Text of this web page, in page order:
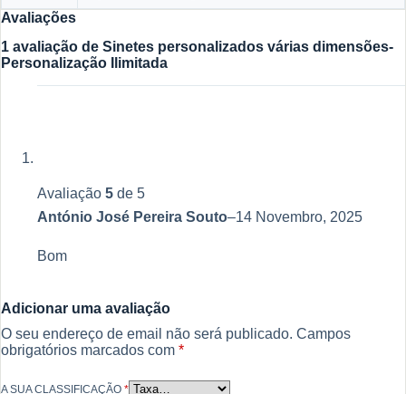
Avaliações
1 avaliação de Sinetes personalizados várias dimensões-
Personalização Ilimitada
Avaliação 5 de 5
António José Pereira Souto–14 Novembro, 2025
Bom
Adicionar uma avaliação
O seu endereço de email não será publicado. Campos
obrigatórios marcados com *
A SUA CLASSIFICAÇÃO *